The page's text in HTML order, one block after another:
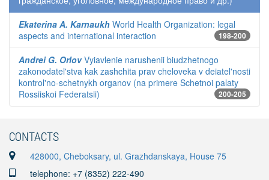
Ekaterina A. Karnaukh World Health Organization: legal
aspects and international interaction
198-200
Andrei G. OrlovVyiavlenie narushenii biudzhetnogo
zakonodatel'stva kak zashchita prav cheloveka v deiatel'nosti
kontrol'no-schetnykh organov (na primere Schetnoi palaty
Rossiiskoi Federatsii)
200-205
CONTACTS
428000, Cheboksary, ul. Grazhdanskaya, House 75
telephone: +7 (8352) 222-490